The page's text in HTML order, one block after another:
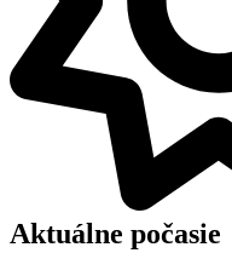
Aktuálne počasie